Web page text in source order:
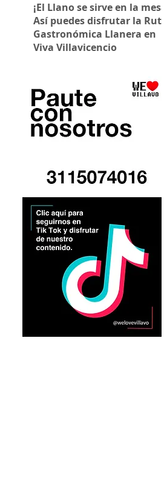
¡El Llano se sirve en la mesa!
Así puedes disfrutar la Ruta
Gastronómica Llanera en
Viva Villavicencio